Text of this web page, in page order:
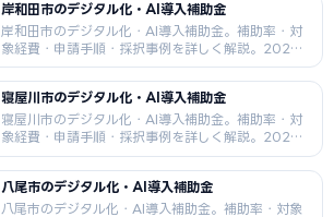
岸和田市のデジタル化・AI導入補助金
岸和田市のデジタル化・AI導入補助金。補助率・対
象経費・申請手順・採択事例を詳しく解説。2026
年最新版。
寝屋川市のデジタル化・AI導入補助金
寝屋川市のデジタル化・AI導入補助金。補助率・対
象経費・申請手順・採択事例を詳しく解説。2026
年最新版。
八尾市のデジタル化・AI導入補助金
八尾市のデジタル化・AI導入補助金。補助率・対象